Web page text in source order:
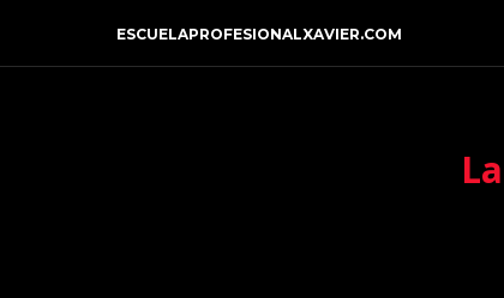
ESCUELAPROFESIONALXAVIER.COM